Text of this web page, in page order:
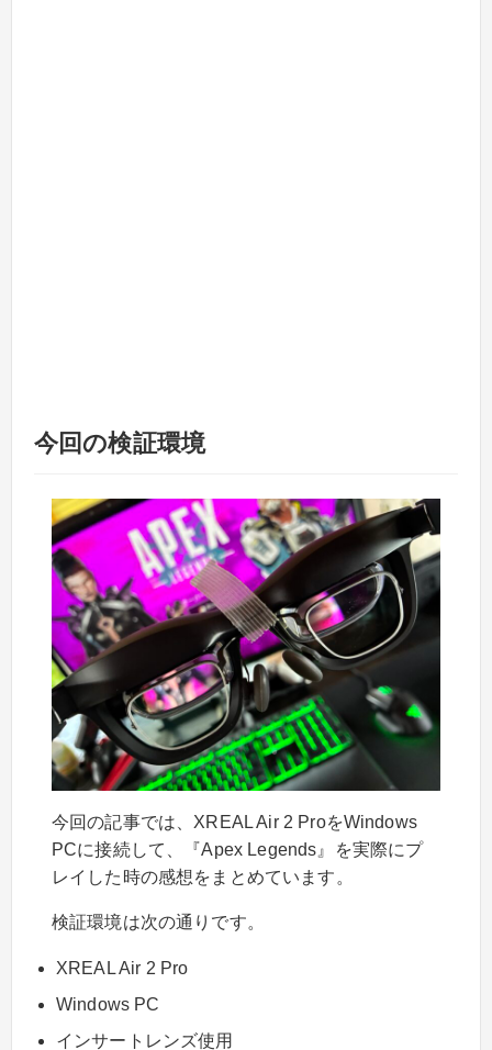
今回の検証環境
今回の記事では、XREAL Air 2 ProをWindows
PCに接続して、『Apex Legends』を実際にプ
レイした時の感想をまとめています。
検証環境は次の通りです。
XREAL Air 2 Pro
Windows PC
インサートレンズ使用